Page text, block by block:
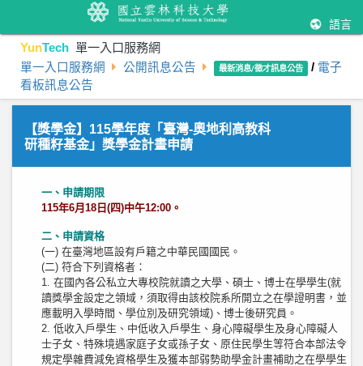
語言
YunTech 單一入口服務網
單一入口服務網 公開訊息公告 最新消息/徵才訊息公告 / 電子
看板訊息公告
【獎學金】115學年度「臺灣-奧地利高教科
研種籽基金」獎學金計畫申請
一、申請期限
115年6月18日(四)中午12:00。
二、申請資格
(一) 在臺灣地區設有戶籍之中華民國國民。
(二) 符合下列資格者：
1. 在國內各公私立大專校院就讀之大學、碩士、博士在學學生(就
讀獎學金設定之領域，須取得由該校院系所開立之在學證明書，並
應載明入學時間、學位別及研究領域)、博士後研究員。
2. 低收入戶學生、中低收入戶學生、身心障礙學生及身心障礙人
士子女、特殊境遇家庭子女或孫子女、原住民學生等符合本部法令
規定學雜費減免資格學生及獲本部弱勢助學金計畫補助之在學學生